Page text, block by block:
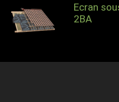
Ecran
2BA